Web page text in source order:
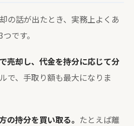
の話が出たとき、実務上よくあ
です。
売却し、代金を持分に応じて分
で、手取り額も最大になりま
持分を買い取る。 たとえば離